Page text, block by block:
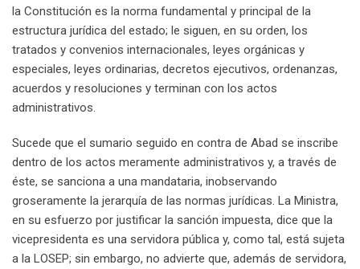
la Constitución es la norma fundamental y principal de la
estructura jurídica del estado; le siguen, en su orden, los
tratados y convenios internacionales, leyes orgánicas y
especiales, leyes ordinarias, decretos ejecutivos, ordenanzas,
acuerdos y resoluciones y terminan con los actos
administrativos.
Sucede que el sumario seguido en contra de Abad se inscribe
dentro de los actos meramente administrativos y, a través de
éste, se sanciona a una mandataria, inobservando
groseramente la jerarquía de las normas jurídicas. La Ministra,
en su esfuerzo por justificar la sanción impuesta, dice que la
vicepresidenta es una servidora pública y, como tal, está sujeta
a la LOSEP; sin embargo, no advierte que, además de servidora,